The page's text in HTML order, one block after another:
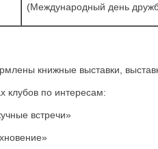
(Международный день
книжные выставки,
клубов по интересам:
встречи»